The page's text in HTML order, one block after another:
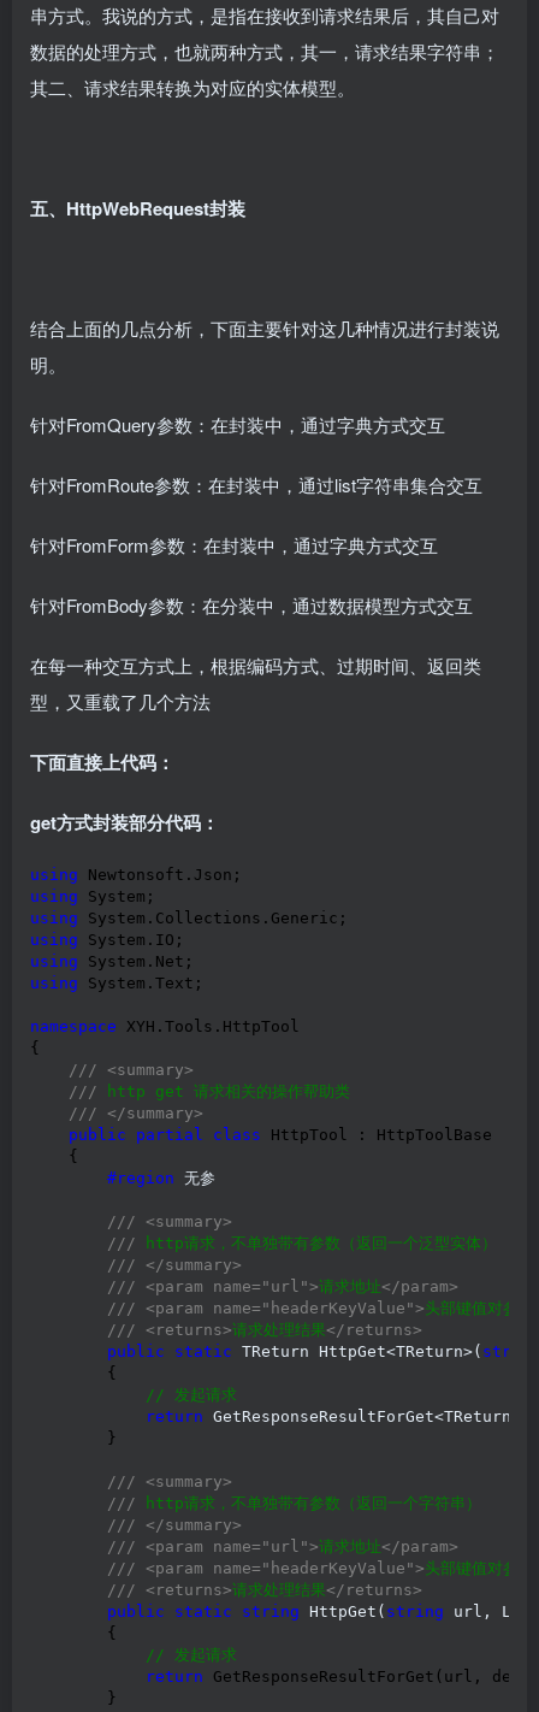
串方式。我说的方式，是指在接收到请求结果后，其自己对
数据的处理方式，也就两种方式，其一，请求结果字符串；
其二、请求结果转换为对应的实体模型。
五、HttpWebRequest封装
结合上面的几点分析，下面主要针对这几种情况进行封装说
明。
针对FromQuery参数：在封装中，通过字典方式交互
针对FromRoute参数：在封装中，通过list字符串集合交互
针对FromForm参数：在封装中，通过字典方式交互
针对FromBody参数：在分装中，通过数据模型方式交互
在每一种交互方式上，根据编码方式、过期时间、返回类
型，又重载了几个方法
下面直接上代码：
get方式封装部分代码：
using
using
using
using
using
using System.Text;
namespace XYH.Tools.HttpTool
{
///
<summary>
/// http get 请求相关的操作帮助类
///
</summary>
public
partial class HttpTool : HttpToolBase
    {
#region 无参
///
<summary>
/// http请求，不单独带有参数（返回一个泛型实体）
///
</summary>
///
<param name="url">请求地址</param>
///
<param name="headerKeyValue">头部键值对参数
///
<returns>请求处理结果</returns>
public
static TReturn HttpGet<TReturn>( string
        {
// 发起请求
return GetResponseResultForGet<TReturn>
        }
///
<summary>
/// http请求，不单独带有参数（返回一个字符串）
///
</summary>
///
<param name="url">请求地址</param>
///
<param name="headerKeyValue">头部键值对参数
///
<returns>请求处理结果</returns>
public
static string HttpGet( string url,
        {
// 发起请求
return GetResponseResultForGet(url,
        }